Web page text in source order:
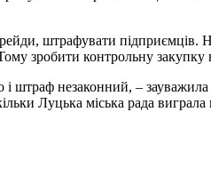
штрафувати підприємців.
зробити контрольну закупку
незаконний, –
Луцька міська рада виграла